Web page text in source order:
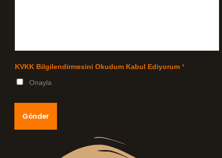
KVKK Bilgilendirmesini Okudum Kabul Ediyorum *
Onayla
Gönder